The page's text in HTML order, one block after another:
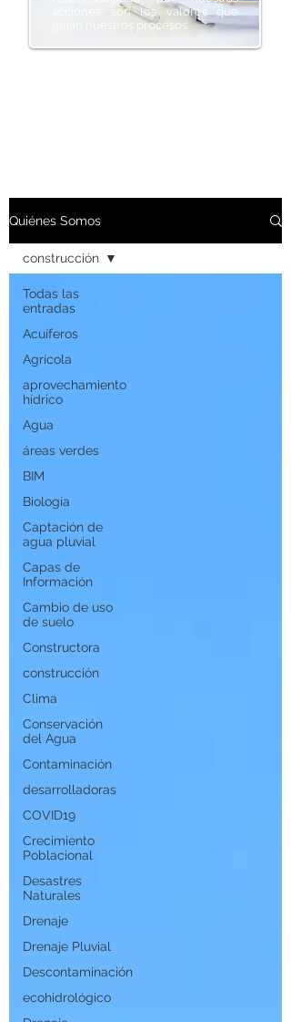
acciones son los valores que
guían nuestros procesos.
Quiénes Somos
Todas las
entradas
Acuíferos
Agrícola
aprovechamiento
hídrico
Agua
áreas verdes
BIM
Biología
Captación de
agua pluvial
Capas de
Información
Cambio de uso
de suelo
Constructora
construcción
Clima
Conservación
del Agua
Contaminación
desarrolladoras
COVID19
Crecimiento
Poblacional
Desastres
Naturales
Drenaje
Drenaje Pluvial
Descontaminación
ecohidrológico
construcción